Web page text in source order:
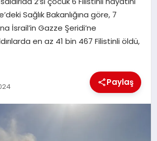
Sağlık Bakanlığına göre, 7
İsrail’in Gazze Şeridi’ne
en az 41 bin 467 Filistinli öldü,
Paylaş